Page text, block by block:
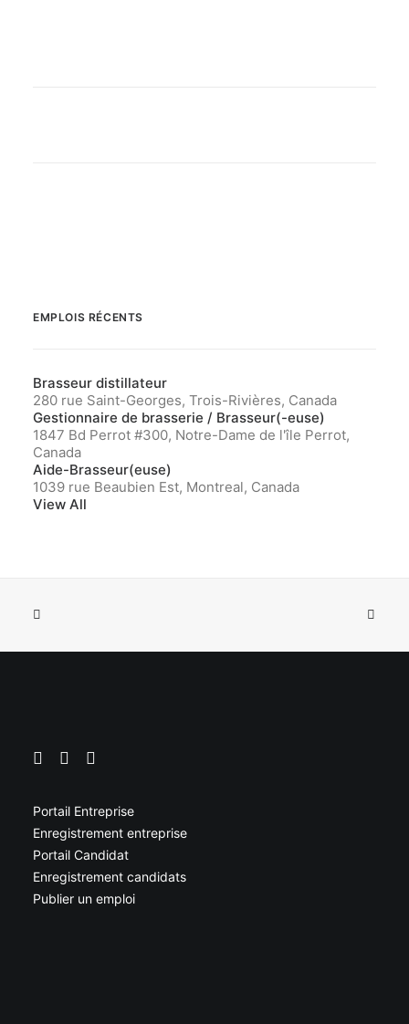
EMPLOIS RÉCENTS
Brasseur distillateur
280 rue Saint-Georges, Trois-Rivières, Canada
Gestionnaire de brasserie / Brasseur(-euse)
1847 Bd Perrot #300, Notre-Dame de l'île Perrot,
Canada
Aide-Brasseur(euse)
1039 rue Beaubien Est, Montreal, Canada
View All
Portail Entreprise
Enregistrement entreprise
Portail Candidat
Enregistrement candidats
Publier un emploi